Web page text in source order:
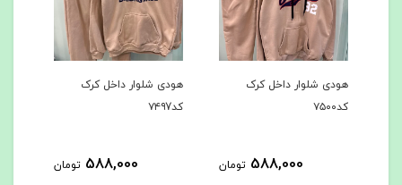
هودی شلوار داخل کرک
کد۷۵۰۰
588,000 تومان
هودی شلوار داخل کرک
کد۷۴۹7
588,000 تومان